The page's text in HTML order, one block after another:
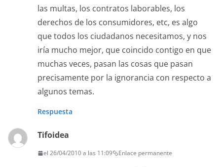
las multas, los contratos laborables, los
derechos de los consumidores, etc, es algo
que todos los ciudadanos necesitamos, y nos
iría mucho mejor, que coincido contigo en que
muchas veces, pasan las cosas que pasan
precisamente por la ignorancia con respecto a
algunos temas.
Respuesta
Tifoidea
el 26/04/2010 a las 11:09 Enlace permanente